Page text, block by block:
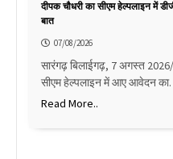
दीपक चौधरी का सीएम हेल्पलाइन में
बात
07/08/2026
सारंगढ़ बिलाईगढ़, 7 अगस्त
सीएम हेल्पलाइन में आए आवेदन
Read More..